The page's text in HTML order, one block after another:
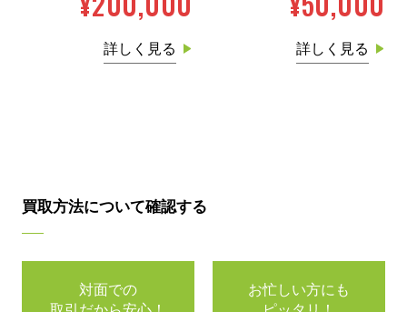
詳しく見る 詳しく見る
買取方法について確認する
対面での
お忙しい方にも